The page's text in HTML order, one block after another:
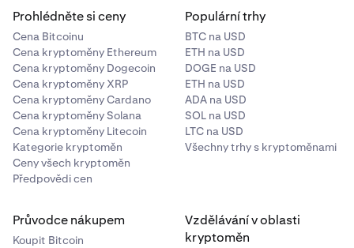
Prohlédněte si ceny
Cena Bitcoinu
Cena kryptoměny Ethereum
Cena kryptoměny Dogecoin
Cena kryptoměny XRP
Cena kryptoměny Cardano
Cena kryptoměny Solana
Cena kryptoměny Litecoin
Kategorie kryptoměn
Ceny všech kryptoměn
Předpovědi cen
Populární trhy
BTC na USD
ETH na USD
DOGE na USD
ETH na USD
ADA na USD
SOL na USD
LTC na USD
Všechny trhy s kryptoměnami
Průvodce nákupem
Koupit Bitcoin
Vzdělávání v oblasti
kryptoměn